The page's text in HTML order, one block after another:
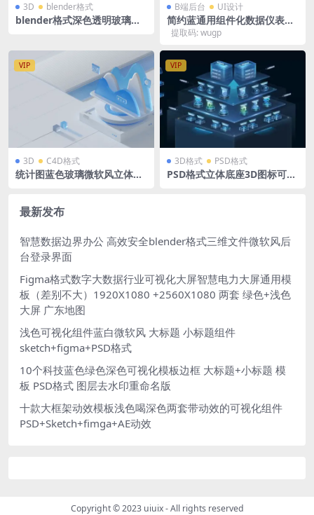
3D blender格式
blender格式深色透明玻璃深
B端后台 UI设计
简约蓝通用组件化数据仪表盘
B端系统平台 figma格式 UI界
提取码: wugp
VIP
3D C4D格式
统计图蓝色玻璃微软风立体场
1005
VIP
3D格式 PSD格式
PSD格式立体底座3D图标可视
最新发布
智慧数据边界办公 高效安全blender格式三维文件微软风后
台登录界面
Figma格式数字大数据行业可视化大屏智慧电力大屏通用模
板（差别不大）1920X1080 +2560X1080 两套 绿色+浅色
大屏 广东地图
浅色可视化组件蓝白微软风 大标题 小标题组件
sketch+figma+PSD格式
10个科技蓝色绿色深色可视化模板边框 大标题+小标题 模
板 PSD格式 图层去水印重命名版
十款大框架动效模板浅色喝深色两套带动效的可视化组件
PSD+Sketch+fimga+AE动效
Copyright © 2023 uiuix- All rights reserved